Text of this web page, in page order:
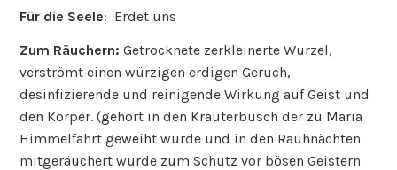
Für die Seele: Erdet uns
Zum Räuchern:Getrocknete zerkleinerte Wurzel,
verströmt einen würzigen erdigen Geruch,
desinfizierende und reinigende Wirkung auf Geist und
den Körper. (gehört in den Kräuterbusch der zu Maria
Himmelfahrt geweiht wurde und in den Rauhnächten
mitgeräuchert wurde zum Schutz vor bösen Geistern